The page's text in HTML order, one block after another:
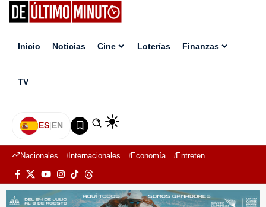
Inicio Noticias Cine Loterías Finanzas
TV
ES|EN
Nacionales Internacionales Economía Entretenimiento